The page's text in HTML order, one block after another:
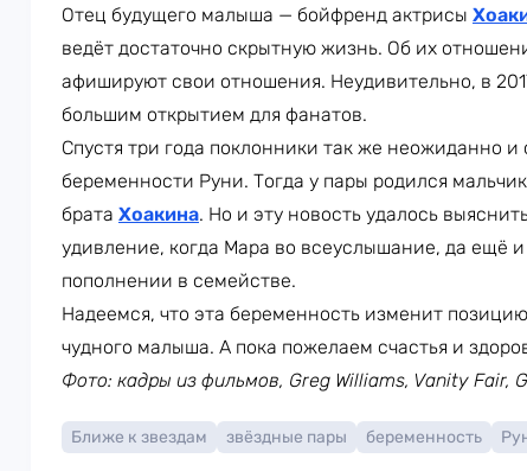
Отец будущего малыша — бойфренд актрисы
ведёт достаточно скрытную жизнь. Об их
афишируют свои отношения. Неудивительно, в
большим открытием для фанатов.
Спустя три года поклонники так же неожиданно и
беременности Руни. Тогда у пары родился
брата Хоакина. Но и эту новость удалось
удивление, когда Мара во всеуслышание, да ещё
пополнении в семействе.
Надеемся, что эта беременность изменит
чудного малыша. А пока пожелаем счастья и
Фото: кадры из фильмов, Greg Williams, Vanity Fair,
Ближе к звездам звёздные пары беременность